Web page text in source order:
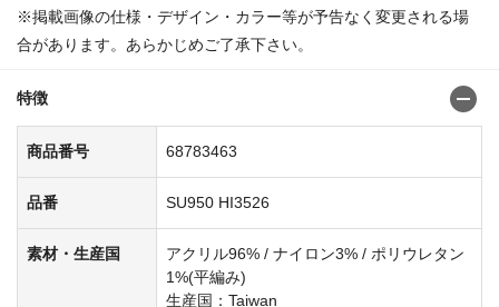
※掲載画像の仕様・デザイン・カラー等が予告なく変更される場
合があります。あらかじめご了承下さい。
特徴
商品番号 68783463
品番 SU950 HI3526
素材・生産国
アクリル96% / ナイロン3% / ポリウレタン
1%(平編み)
生産国：Taiwan